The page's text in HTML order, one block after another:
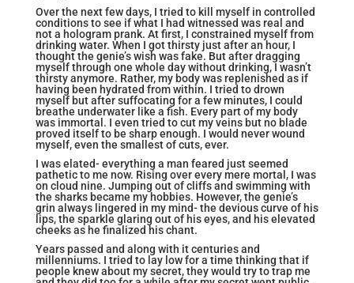
Over the next few days, I tried to kill myself in controlled
conditions to see if what I had witnessed was real and
not a hologram prank. At first, I constrained myself from
drinking water. When I got thirsty just after an hour, I
thought the genie’s wish was fake. But after dragging
myself through one whole day without drinking, I wasn’t
thirsty anymore. Rather, my body was replenished as if
having been hydrated from within. I tried to drown
myself but after suffocating for a few minutes, I could
breathe underwater like a fish. Every part of my body
was immortal. I even tried to cut my veins but no blade
proved itself to be sharp enough. I would never wound
myself, even the smallest of cuts, ever.
I was elated- everything a man feared just seemed
pathetic to me now. Rising over every mere mortal, I was
on cloud nine. Jumping out of cliffs and swimming with
the sharks became my hobbies. However, the genie’s
grin always lingered in my mind- the devious curve of his
lips, the sparkle glaring out of his eyes, and his elevated
cheeks as he finalized his chant.
Years passed and along with it centuries and
millenniums. I tried to lay low for a time thinking that if
people knew about my secret, they would try to trap me